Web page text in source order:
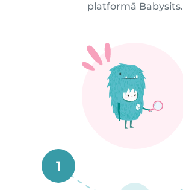
platformā Babysits.
1